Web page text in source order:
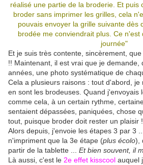
réalisé une partie de la broderie. Et puis
broder sans imprimer les grilles, cela
pouvais envoyer la grille suivante dès
brodée me conviendrait plus. Ce n'est
journée"
Et je suis très contente, sincèrement,
!! Maintenant, il est vrai que je demande,
années, une photo systématique de
Cela a plusieurs raisons : tout d'abord, je
en sont les brodeuses. Quand j'envoyais
comme cela, à un certain rythme,
sentaient dépassées, paniquées, chose
tout, puisque broder doit rester un plaisir !
Alors depuis, j'envoie les étapes 3 par 3
n'impriment que la 3e étape (plus écolo),
partir de la tablette ... Et bien souvent, il
Là aussi, c'est le 2e effet kisscool auquel